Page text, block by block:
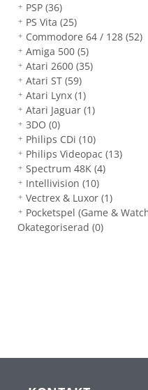
PSP(36)
PS Vita(25)
Commodore 64 / 128(52)
Amiga 500(5)
Atari 2600(35)
Atari ST(59)
Atari Lynx(1)
Atari Jaguar(1)
3DO(0)
Philips CDi(10)
Philips Videopac(13)
Spectrum 48K(4)
Intellivision(10)
Vectrex & Luxor(1)
Pocketspel (Game &
Okategoriserad (0)